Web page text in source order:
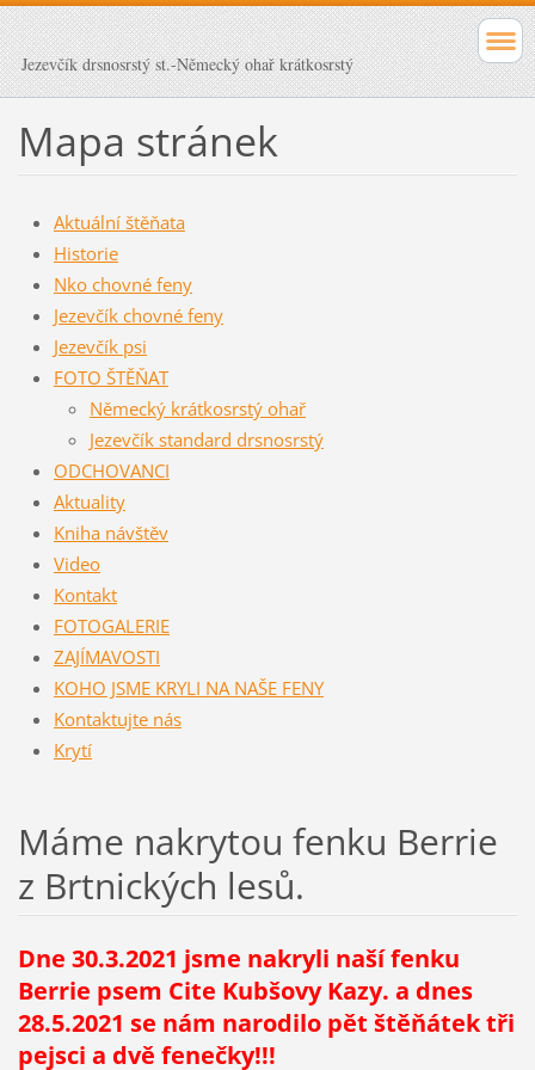
Jezevčík drsnosrstý st.-Německý ohař krátkosrstý
Mapa stránek
Aktuální štěňata
Historie
Nko chovné feny
Jezevčík chovné feny
Jezevčík psi
FOTO ŠTĚŇAT
Německý krátkosrstý ohař
Jezevčík standard drsnosrstý
ODCHOVANCI
Aktuality
Kniha návštěv
Video
Kontakt
FOTOGALERIE
ZAJÍMAVOSTI
KOHO JSME KRYLI NA NAŠE FENY
Kontaktujte nás
Krytí
Máme nakrytou fenku Berrie
z Brtnických lesů.
Dne 30.3.2021 jsme nakryli naší fenku
Berrie psem Cite Kubšovy Kazy. a dnes
28.5.2021 se nám narodilo pět štěňátek tři
pejsci a dvě fenečky!!!